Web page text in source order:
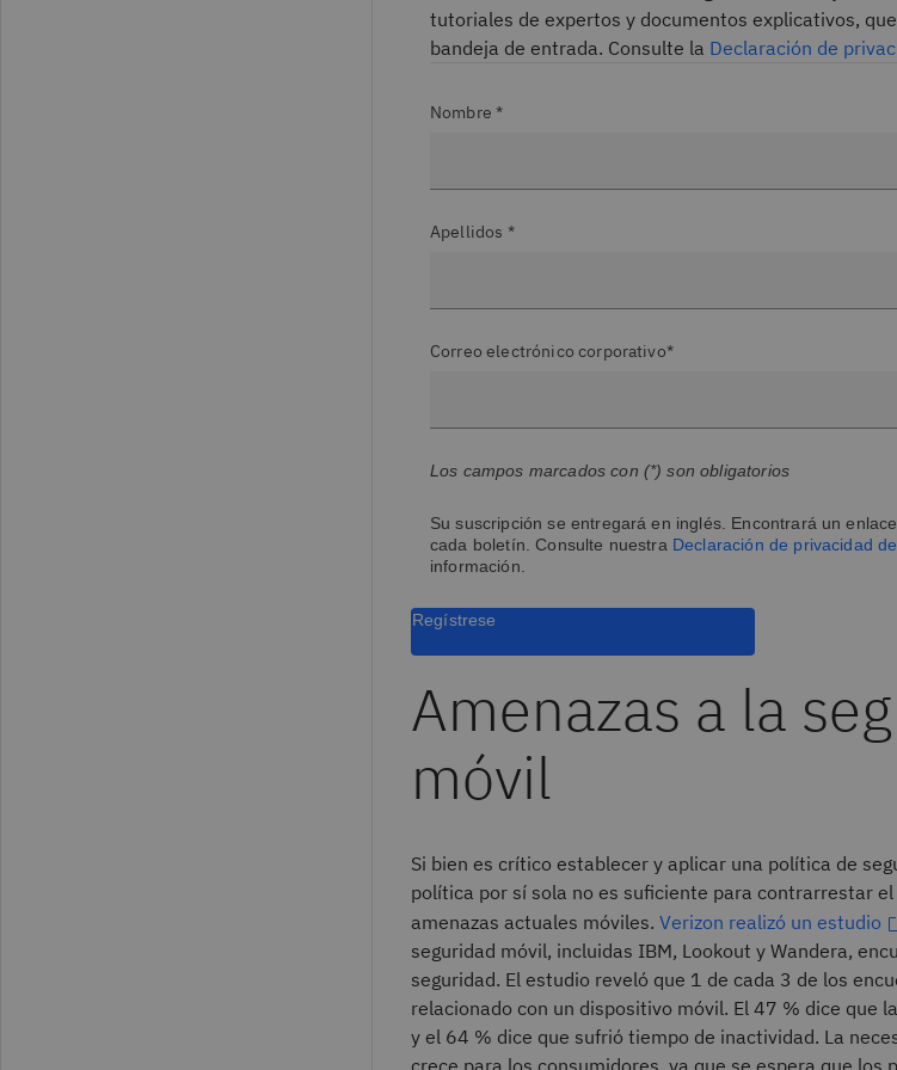
tutoriales de expertos y documentos explicativos,
bandeja de entrada. Consulte la Declaración de
Nombre *
Apellidos *
Correo electrónico corporativo*
Los campos marcados con (*) son obligatorios
Su suscripción se entregará en inglés. Encontrará un
cada boletín. Consulte nuestra Declaración de privacidad
información.
Regístrese
Amenazas a la
móvil
Si bien es crítico establecer y aplicar una política de
política por sí sola no es suficiente para contrarrestar
amenazas actuales móviles. Verizon realizó un estudio
seguridad móvil, incluidas IBM, Lookout y Wandera,
seguridad. El estudio reveló que 1 de cada 3 de los
relacionado con un dispositivo móvil. El 47 % dice que
y el 64 % dice que sufrió tiempo de inactividad. La
crece para los consumidores, ya que se espera que los